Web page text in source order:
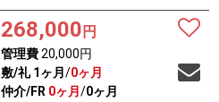
268,000 円
管理費20,000円
敷/礼 1ヶ月 /0ヶ月
仲介/FR 0ヶ月 /0ヶ月